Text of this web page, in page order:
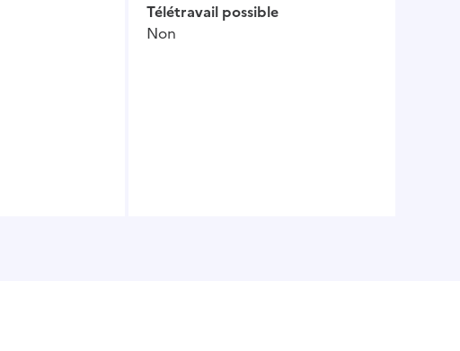
Télétravail possible
Non